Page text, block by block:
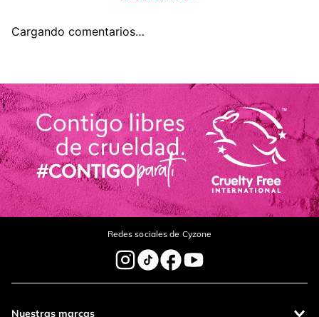
Cargando comentarios…
Redes sociales de Cyzone
Nuestras marcas